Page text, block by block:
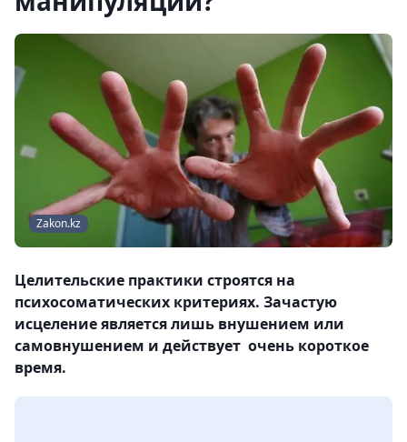
Zakon.kz
Целительские практики строятся на
психосоматических критериях. Зачастую
исцеление является лишь внушением или
самовнушением и действует очень короткое
время.